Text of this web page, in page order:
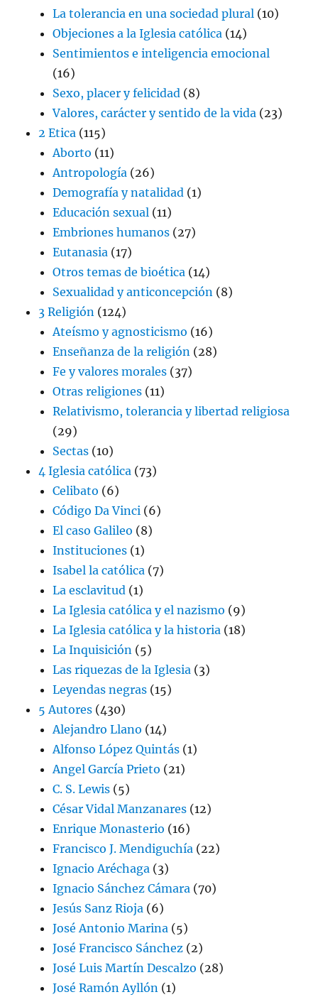
La tolerancia en una sociedad plural (10)
Objeciones a la Iglesia católica (14)
Sentimientos e inteligencia emocional
(16)
Sexo, placer y felicidad (8)
Valores, carácter y sentido de la vida (23)
2 Etica (115)
Aborto (11)
Antropología (26)
Demografía y natalidad (1)
Educación sexual (11)
Embriones humanos (27)
Eutanasia (17)
Otros temas de bioética (14)
Sexualidad y anticoncepción (8)
3 Religión (124)
Ateísmo y agnosticismo (16)
Enseñanza de la religión (28)
Fe y valores morales (37)
Otras religiones (11)
Relativismo, tolerancia y libertad religiosa
(29)
Sectas (10)
4 Iglesia católica (73)
Celibato (6)
Código Da Vinci (6)
El caso Galileo (8)
Instituciones (1)
Isabel la católica (7)
La esclavitud (1)
La Iglesia católica y el nazismo (9)
La Iglesia católica y la historia (18)
La Inquisición (5)
Las riquezas de la Iglesia (3)
Leyendas negras (15)
5 Autores (430)
Alejandro Llano (14)
Alfonso López Quintás (1)
Angel García Prieto (21)
C. S. Lewis (5)
César Vidal Manzanares (12)
Enrique Monasterio (16)
Francisco J. Mendiguchía (22)
Ignacio Aréchaga (3)
Ignacio Sánchez Cámara (70)
Jesús Sanz Rioja (6)
José Antonio Marina (5)
José Francisco Sánchez (2)
José Luis Martín Descalzo (28)
José Ramón Ayllón (1)